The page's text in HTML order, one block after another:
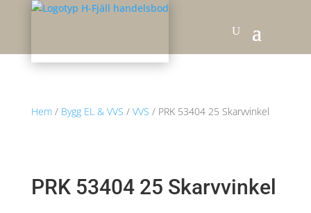
Hem/ Bygg EL & VVS / VVS / PRK 53404 25 Skarvvinkel
PRK 53404 25 Skarvvinkel